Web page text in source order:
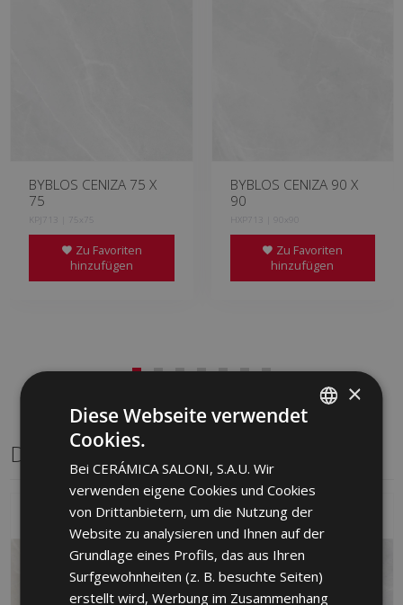
BYBLOS CENIZA 75 X
75
KPJ713 | 75x75
Zu Favoriten
hinzufügen
BYBLOS CENIZA 90 X
90
HXP713 | 90x90
Zu Favoriten
hinzufügen
Dasselbe Format
GERMAN
PORTUGUESE
×
Diese Webseite verwendet
Cookies.
Bei CERÁMICA SALONI, S.A.U. Wir
verwenden eigene Cookies und Cookies
von Drittanbietern, um die Nutzung der
Website zu analysieren und Ihnen auf der
Grundlage eines Profils, das aus Ihren
Surfgewohnheiten (z. B. besuchte Seiten)
erstellt wird, Werbung im Zusammenhang